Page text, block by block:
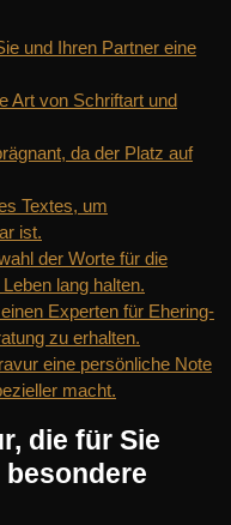
und Ihren Partner eine
Art von Schriftart und
da der Platz auf
Textes, um
ist.
der Worte für die
lang halten.
Experten für Ehering-
zu erhalten.
eine persönliche Note
macht.
die für Sie